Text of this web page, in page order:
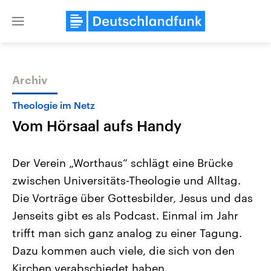
Close
Themen
Landtagswahl Sachsen-Anhalt
2026
Alle Informationen
Sachsen-Anhalt wählt am 6.
September 2026 einen neuen
Bundesland von einer Koalition aus
USA
Aktuelle Beiträge,
Hintergründe
Wirtschaftlich und
gehören die Vereinigten
mit großem Einfluss auf
Archiv
Theologie im Netz
Vom Hörsaal aufs Handy
Der Verein „Worthaus“ schlägt eine Brücke
zwischen Universitäts-Theologie und Alltag.
Die Vorträge über Gottesbilder, Jesus und das
Jenseits gibt es als Podcast. Einmal im Jahr
trifft man sich ganz analog zu einer Tagung.
Dazu kommen auch viele, die sich von den
Kirchen verabschiedet haben.